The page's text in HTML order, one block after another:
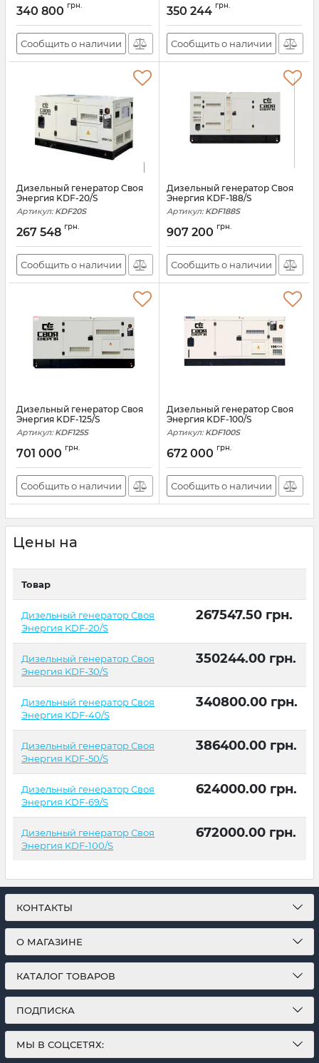
340 800 грн.
Сообщить о наличии
350 244 грн.
Сообщить о наличии
Дизельный генератор Своя
Энергия KDF-20/S
Артикул: KDF20S
267 548 грн.
Сообщить о наличии
Дизельный генератор Своя
Энергия KDF-188/S
Артикул: KDF188S
907 200 грн.
Сообщить о наличии
Дизельный генератор Своя
Энергия KDF-125/S
Артикул: KDF125S
701 000 грн.
Сообщить о наличии
Дизельный генератор Своя
Энергия KDF-100/S
Артикул: KDF100S
672 000 грн.
Сообщить о наличии
Цены на
Товар
Дизельный генератор Своя
Энергия KDF-20/S
267547.50 грн.
Дизельный генератор Своя
Энергия KDF-30/S
350244.00 грн.
Дизельный генератор Своя
Энергия KDF-40/S
340800.00 грн.
Дизельный генератор Своя
Энергия KDF-50/S
386400.00 грн.
Дизельный генератор Своя
Энергия KDF-69/S
624000.00 грн.
Дизельный генератор Своя
Энергия KDF-100/S
672000.00 грн.
КОНТАКТЫ
О МАГАЗИНЕ
КАТАЛОГ ТОВАРОВ
ПОДПИСКА
МЫ В СОЦСЕТЯХ: